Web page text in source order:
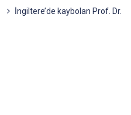
İngiltere’de kaybolan Prof. Dr.